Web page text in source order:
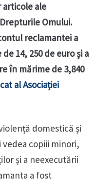
articole ale
Omului.
reclamantei a
14, 250 de euro și a
în mărime de 3,840
al Asociației
domestică și
copiii minori,
și a neexecutării
a fost